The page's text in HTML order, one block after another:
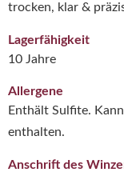
trocken, klar &
Lagerfähigkeit
10 Jahre
Allergene
Enthält Sulfite.
enthalten.
Anschrift des